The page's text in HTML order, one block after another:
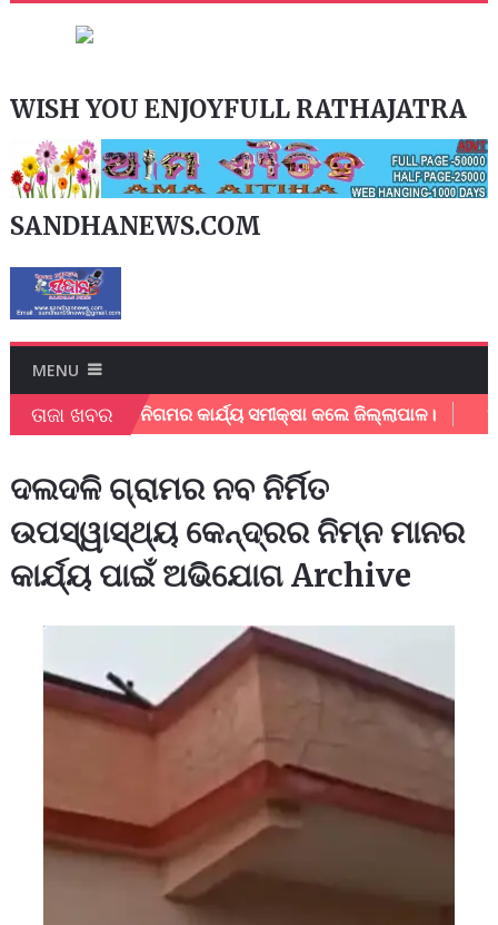
WISH YOU ENJOYFULL RATHAJATRA
SANDHANEWS.COM
MENU
ତାଜା ଖବର
ମହାନଗର ନିଗମର କାର୍ଯ୍ୟ ସମୀକ୍ଷା କଲେ ଜିଲ୍ଲାପାଳ।
ଦଲଦଳି ଗ୍ରାମର ନବ ନିର୍ମିତ
ଉପସ୍ୱାସ୍ଥ୍ୟ କେନ୍ଦ୍ରର ନିମ୍ନ ମାନର
କାର୍ଯ୍ୟ ପାଇଁ ଅଭିଯୋଗ Archive